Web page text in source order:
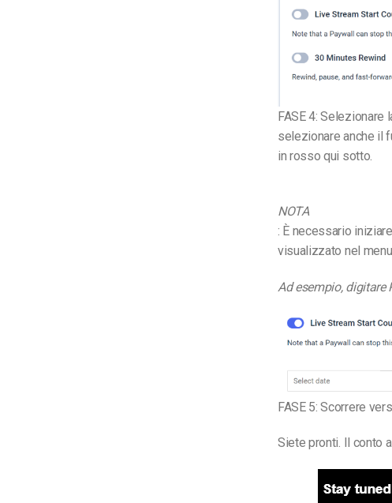
FASE 4: Selezionare
selezionare anche il
in rosso qui sotto.
NOTA
: È necessario
visualizzato nel
Ad esempio, digitare
FASE 5: Scorrere
Siete pronti. Il conto